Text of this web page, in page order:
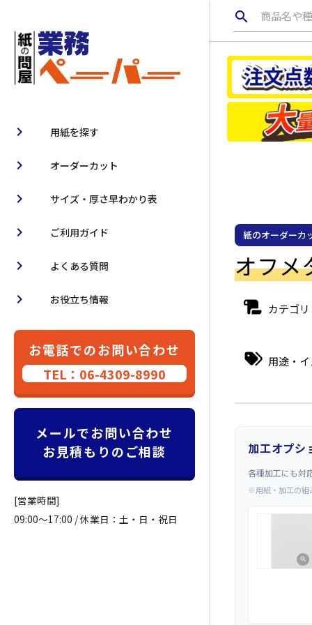
用紙を探す
chevron_right
オーダーカット
chevron_right
サイズ・厚さ早わかり表
chevron_right
ご利用ガイド
chevron_right
よくある質問
chevron_right
お役立ち情報
chevron_right
お電話でのお問い合わせ
TEL：06-4309-8990
メールでお問い合わせ
お見積もりのご相談
[営業時間]
09:00～17:00 / 休業日：土・日・祝日
search 商品名や
紙のオーダーカ
オフメ
カテゴリ
用途・
加工オプシ
各種加工にも対
※用紙・加工の組
zoom_in